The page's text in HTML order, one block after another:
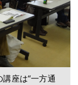
座は“一方通